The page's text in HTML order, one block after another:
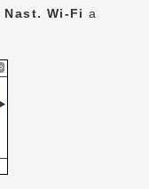
Nast. Wi-Fi a